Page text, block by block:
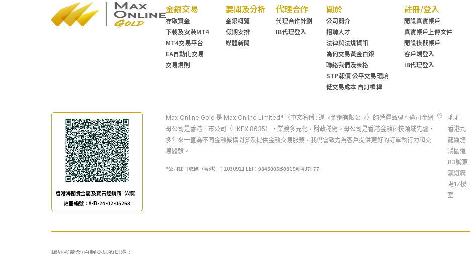
金銀交易
存取資金
下載及安裝MT4
MT4交易平台
EA自動化交易
交易規則
要聞及分析
金銀概覽
假期安排
媒體新聞
代理合作
代理合作計劃
IB代理登入
關於
公司簡介
招聘人才
法律與法規資訊
為何交易黃金白銀
聯絡我們及表格
STP報價 公平交易環境
低交易成本 自訂槓桿
註冊/登入
開設真實帳戶
真實帳戶上傳文件
開設模擬帳戶
客戶端登入
IB代理登入
香港海關貴金屬及寶石經銷商（A類）
註冊編號：A-B-24-02-05268
Max Online Gold 是 Max Online Limited*（中文名稱 : 邁司金網有限公司）的營運品牌。邁司金網
母公司是香港上市公司（HKEX:8635），業務多元化，財政穩健。母公司是香港金融科技領域先驅，
多年來一直為不同金融機構開發及提供金融交易服務，我們會致力為客戶提供更好的訂單執行力和交
易體驗。
*公司註冊號碼（香港）：2030921 LEI：9845005B08C9AF4J7F77
地址
香港九
龍觀塘
鴻圖道
83號東
瀛遊廣
場17樓E
室
場外式黃金/白銀交易的風險：